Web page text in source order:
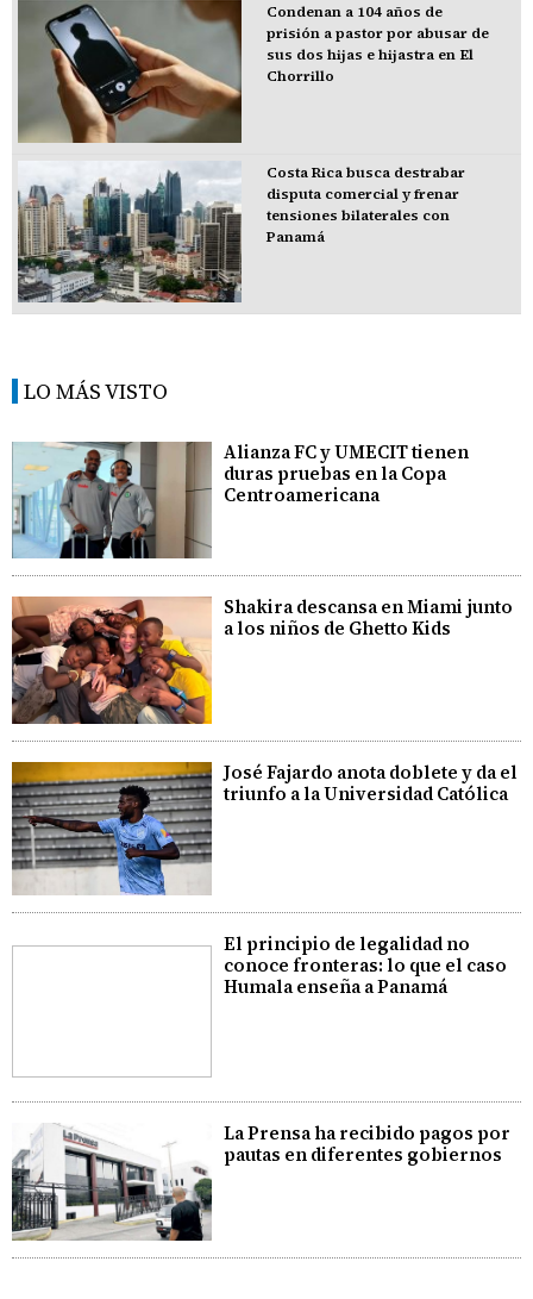
Condenan a 104 años de
prisión a pastor por abusar de
sus dos hijas e hijastra en El
Chorrillo
Costa Rica busca destrabar
disputa comercial y frenar
tensiones bilaterales con
Panamá
LO MÁS VISTO
Alianza FC y UMECIT tienen
duras pruebas en la Copa
Centroamericana
Shakira descansa en Miami junto
a los niños de Ghetto Kids
José Fajardo anota doblete y da el
triunfo a la Universidad Católica
El principio de legalidad no
conoce fronteras: lo que el caso
Humala enseña a Panamá
La Prensa ha recibido pagos por
pautas en diferentes gobiernos